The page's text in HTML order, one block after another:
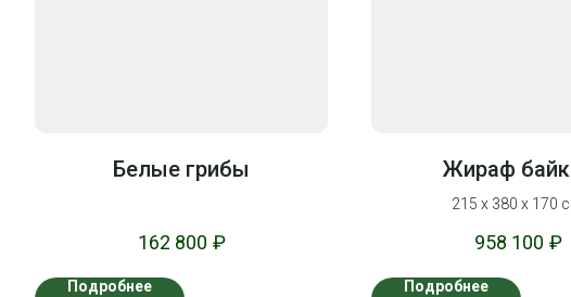
Белые грибы
162 800 ₽
Подробнее
Жираф
215 х 380 х 170
958 100 ₽
Подробнее